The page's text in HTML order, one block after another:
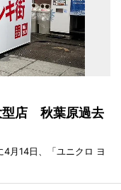
型店 秋葉原過去
4月14日、「ユニクロ ヨ